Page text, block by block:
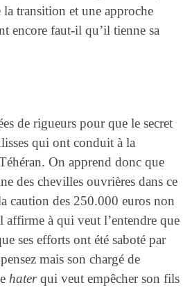
transition et une approche
encore faut-il qu’il tienne sa
de rigueurs pour que le secret
qui ont conduit à la
On apprend donc que
des chevilles ouvrières dans ce
caution des 250.000 euros non
affirme à qui veut l’entendre que
ses efforts ont été saboté par
mais son chargé de
haterqui veut empêcher son fils